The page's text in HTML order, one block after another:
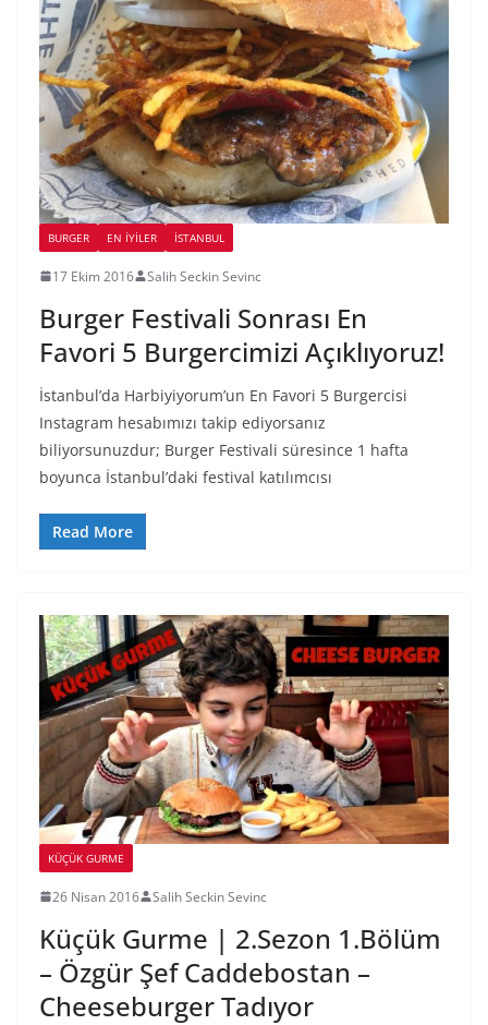
BURGER EN İYILER İSTANBUL
17 Ekim 2016 Salih Seckin Sevinc
Burger Festivali Sonrası En
Favori 5 Burgercimizi Açıklıyoruz!
İstanbul’da Harbiyiyorum’un En Favori 5 Burgercisi
Instagram hesabımızı takip ediyorsanız
biliyorsunuzdur; Burger Festivali süresince 1 hafta
boyunca İstanbul’daki festival katılımcısı
Read More
KÜÇÜK GURME
26 Nisan 2016 Salih Seckin Sevinc
Küçük Gurme | 2.Sezon 1.Bölüm
– Özgür Şef Caddebostan –
Cheeseburger Tadıyor